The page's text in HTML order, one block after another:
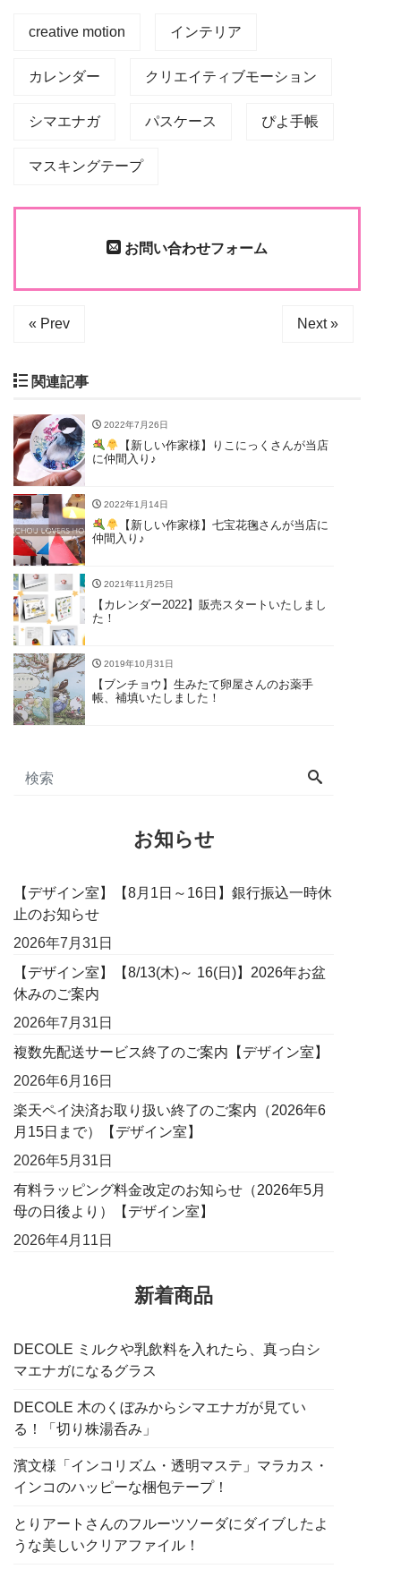
creative motion インテリア
カレンダー クリエイティブモーション
シマエナガ パスケース ぴよ手帳
マスキングテープ
お問い合わせフォーム
« Prev Next »
関連記事
2022年7月26日
【新しい作家様】りこにっくさんが当店
に仲間入り♪
2022年1月14日
【新しい作家様】七宝花毱さんが当店に
仲間入り♪
2021年11月25日
【カレンダー2022】販売スタートいたしまし
た！
2019年10月31日
【ブンチョウ】生みたて卵屋さんのお薬手
帳、補填いたしました！
お知らせ
【デザイン室】【8月1日～16日】銀行振込一時休
止のお知らせ
2026年7月31日
【デザイン室】【8/13(木)～ 16(日)】2026年お盆
休みのご案内
2026年7月31日
複数先配送サービス終了のご案内【デザイン室】
2026年6月16日
楽天ペイ決済お取り扱い終了のご案内（2026年6
月15日まで）【デザイン室】
2026年5月31日
有料ラッピング料金改定のお知らせ（2026年5月
母の日後より）【デザイン室】
2026年4月11日
新着商品
DECOLE ミルクや乳飲料を入れたら、真っ白シ
マエナガになるグラス
DECOLE 木のくぼみからシマエナガが見てい
る！「切り株湯呑み」
濱文様「インコリズム・透明マステ」マラカス・
インコのハッピーな梱包テープ！
とりアートさんのフルーツソーダにダイブしたよ
うな美しいクリアファイル！